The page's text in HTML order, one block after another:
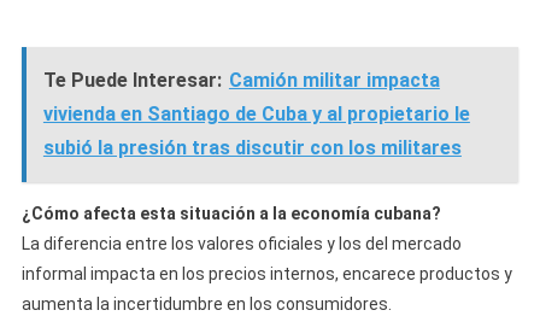
Te Puede Interesar: Camión militar impacta
vivienda en Santiago de Cuba y al propietario le
subió la presión tras discutir con los militares
¿Cómo afecta esta situación a la economía cubana?
La diferencia entre los valores oficiales y los del mercado
informal impacta en los precios internos, encarece productos y
aumenta la incertidumbre en los consumidores.